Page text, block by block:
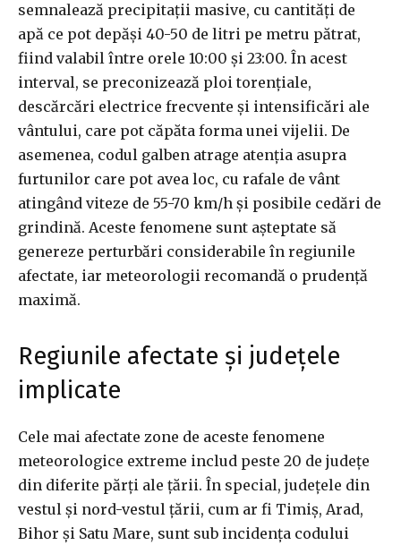
semnalează precipitații masive, cu cantități de
apă ce pot depăși 40-50 de litri pe metru pătrat,
fiind valabil între orele 10:00 și 23:00. În acest
interval, se preconizează ploi torențiale,
descărcări electrice frecvente și intensificări ale
vântului, care pot căpăta forma unei vijelii. De
asemenea, codul galben atrage atenția asupra
furtunilor care pot avea loc, cu rafale de vânt
atingând viteze de 55-70 km/h și posibile cedări de
grindină. Aceste fenomene sunt așteptate să
genereze perturbări considerabile în regiunile
afectate, iar meteorologii recomandă o prudență
maximă.
Regiunile afectate și județele
implicate
Cele mai afectate zone de aceste fenomene
meteorologice extreme includ peste 20 de județe
din diferite părți ale țării. În special, județele din
vestul și nord-vestul țării, cum ar fi Timiș, Arad,
Bihor și Satu Mare, sunt sub incidența codului